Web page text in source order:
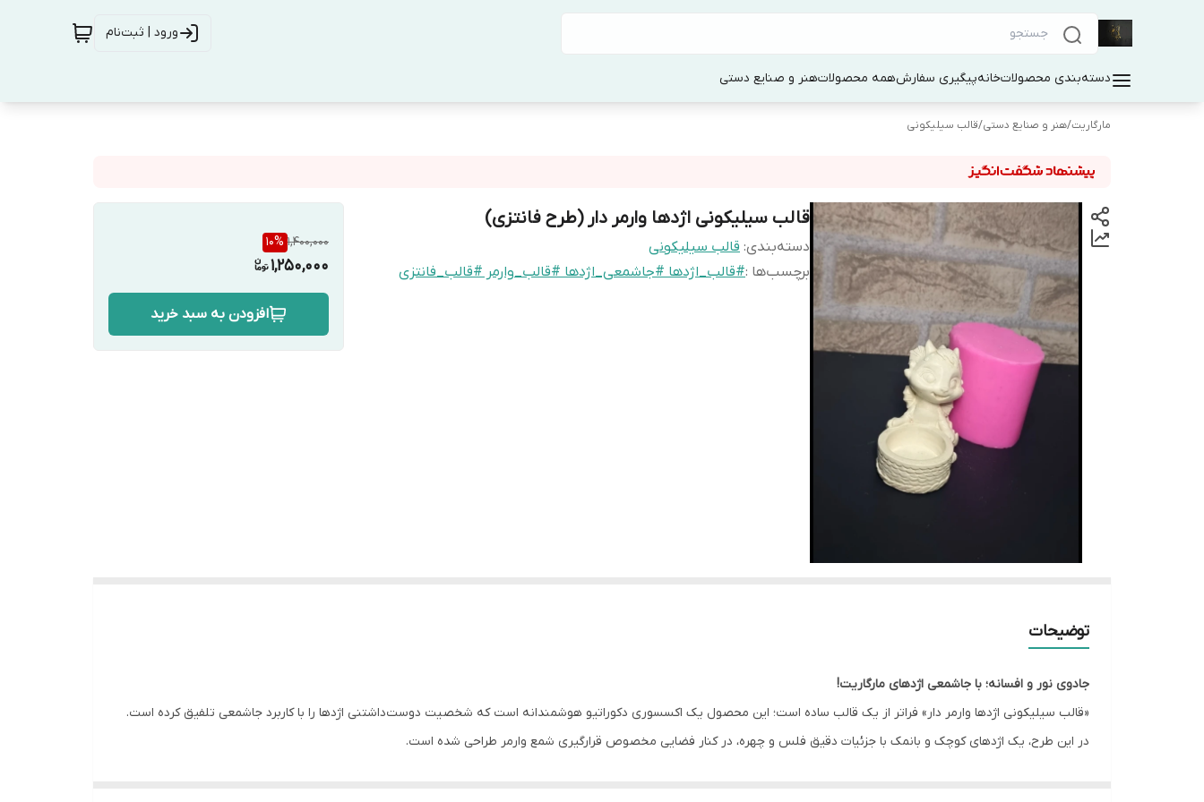
ورود | ثبت‌نام
دسته‌بندی محصولاتخانهپیگیری سفارشهمه محصولاتهنر و صنایع دستی
مارگاریت/هنر و صنایع دستی/قالب سیلیکونی
قالب سیلیکونی اژدها وارمر دار (طرح فانتزی)
دسته‌بندی: قالب سیلیکونی
برچسب‌ها :#قالب_اژدها #جاشمعی_اژدها #قالب_وارمر #قالب_فانتزی
1,400,000
10%
1,250,000
افزودن به سبد خرید
توضیحات
جادوی نور و افسانه؛ با جاشمعی اژدهای مارگاریت!
«قالب سیلیکونی اژدها وارمر دار» فراتر از یک قالب ساده است؛ این محصول یک اکسسوری دکوراتیو هوشمندانه است که شخصیت دوست‌داشتنی اژدها را با کاربرد جاشمعی تلفیق کرده است.
در این طرح، یک اژدهای کوچک و بانمک با جزئیات دقیق فلس و چهره، در کنار فضایی مخصوص قرارگیری شمع وارمر طراحی شده است.